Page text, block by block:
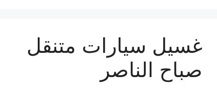
غسيل سيارات متنقل
صباح الناصر